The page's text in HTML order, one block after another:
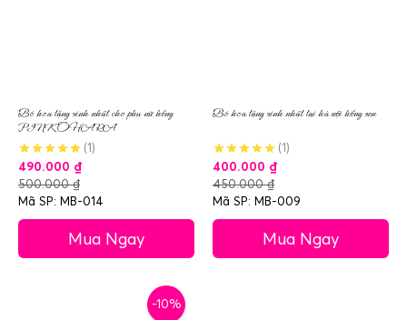
Bó hoa tặng sinh nhật cho phụ nữ hồng
PINK OHARA
(1)
490.000 ₫
500.000₫
Mã SP: MB-014
Mua Ngay
Bó hoa tặng sinh nhật tại hà nội hồng sen
(1)
400.000 ₫
450.000₫
Mã SP: MB-009
Mua Ngay
-10%